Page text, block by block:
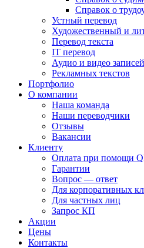
Справок о
Устный перевод
Художественный и
Перевод текста
IT перевод
Аудио и видео записей
Рекламных текстов
Портфолио
О компании
Наша команда
Наши переводчики
Отзывы
Вакансии
Клиенту
Оплата при помощи
Гарантии
Вопрос — ответ
Для корпоративных
Для частных лиц
Запрос КП
Акции
Цены
Контакты